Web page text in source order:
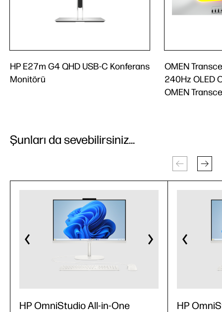
HP E27m G4 QHD USB-C Konferans
Monitörü
OMEN
240Hz OLED
OMEN
Şunları da sevebilirsiniz...
HP OmniStudio All-in-One
HP